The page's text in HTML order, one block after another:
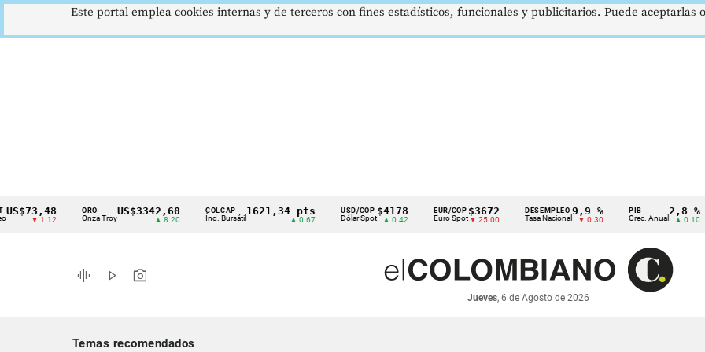
Cintillo
indicadores
económicos
▼ 1.12
ORO
Onza Troy
US$3342,60 COLCAP
Índ. Bursátil
1621,34 pts USD/COP
Dólar Spot
$4178
▲ 0.42
EUR/COP
Euro Spot
$3672
▼ 25.00
DESEMPLEO
Tasa Nacional
9,9 %
▼ 0.30
PIB
Crec. Anual
2,8 %
▲ 0.10
graphic_eq play_arrow photo_camera
Jueves, 6 de Agosto de 2026
Temas recomendados
Este portal emplea cookies internas y de terceros con fines estadísticos, funcionales y publicitarios. Puede aceptarlas